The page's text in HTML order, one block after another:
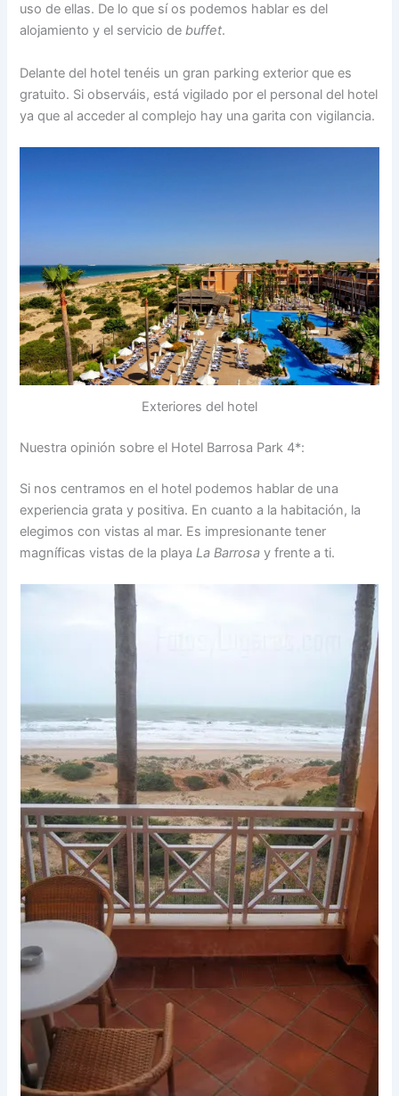
uso de ellas. De lo que sí os podemos hablar es del
alojamiento y el servicio debuffet.
Delante del hotel tenéis un gran parking exterior que es
gratuito. Si observáis, está vigilado por el personal del hotel
ya que al acceder al complejo hay una garita con vigilancia.
Exteriores del hotel
Nuestra opinión sobre el Hotel Barrosa Park 4*:
Si nos centramos en el hotel podemos hablar de una
experiencia grata y positiva. En cuanto a la habitación, la
elegimos con vistas al mar. Es impresionante tener
magníficas vistas de la playaLa Barrosa y frente a ti.